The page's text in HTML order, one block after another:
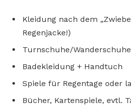
Kleidung nach dem
Regenjacke!)
Turnschuhe/Wanderschuhe
Badekleidung + Handtuch
Spiele für Regentage oder
Bücher, Kartenspiele, evtl.